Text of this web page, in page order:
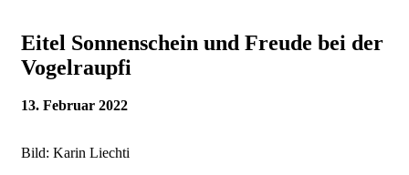
Eitel Sonnenschein und Freude bei der
Vogelraupfi
13. Februar 2022
Bild: Karin Liechti